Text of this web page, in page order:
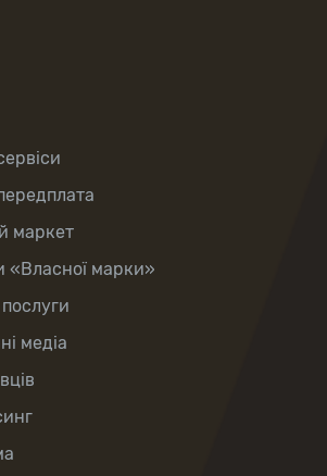
маркет
«Власної марки»
медіа